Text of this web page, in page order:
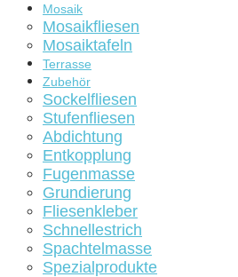
Mosaik
Mosaikfliesen
Mosaiktafeln
Terrasse
Zubehör
Sockelfliesen
Stufenfliesen
Abdichtung
Entkopplung
Fugenmasse
Grundierung
Fliesenkleber
Schnellestrich
Spachtelmasse
Spezialprodukte